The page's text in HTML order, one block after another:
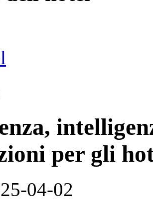
per gli
04-02